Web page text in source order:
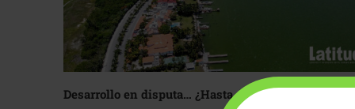
Desarrollo en disputa… ¿Hasta dónde crecer?